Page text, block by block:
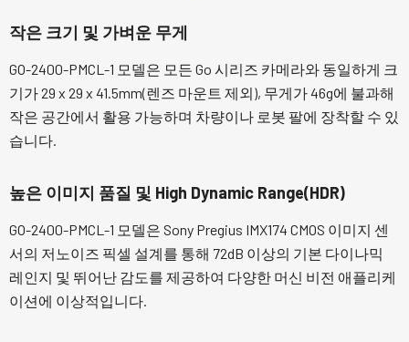
작은 크기 및 가벼운 무게
GO-2400-PMCL-1 모델은 모든 Go 시리즈 카메라와 동일하게 크
기가 29 x 29 x 41.5mm(렌즈 마운트 제외), 무게가 46g에 불과해
작은 공간에서 활용 가능하며 차량이나 로봇 팔에 장착할 수 있
습니다.
높은 이미지 품질 및 High Dynamic Range(HDR)
GO-2400-PMCL-1 모델은 Sony Pregius IMX174 CMOS 이미지 센
서의 저노이즈 픽셀 설계를 통해 72dB 이상의 기본 다이나믹
레인지 및 뛰어난 감도를 제공하여 다양한 머신 비전 애플리케
이션에 이상적입니다.